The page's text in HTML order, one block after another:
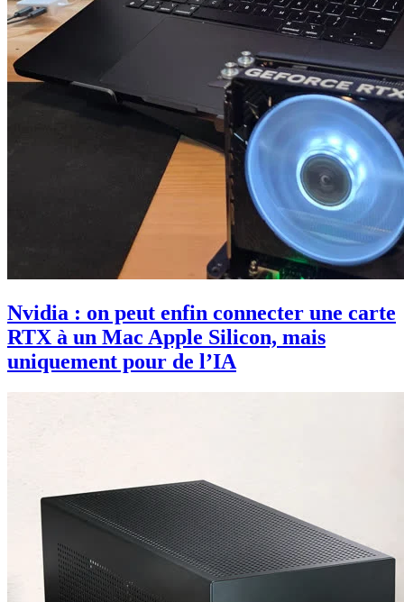
Nvidia : on peut enfin connecter une carte
RTX à un Mac Apple Silicon, mais
uniquement pour de l’IA